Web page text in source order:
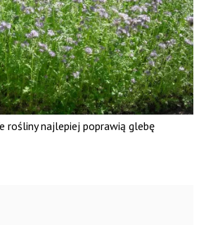
rośliny najlepiej poprawią glebę